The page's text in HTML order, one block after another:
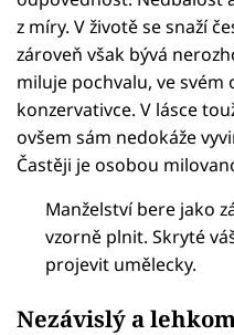
z míry. V životě se snaží
zároveň však bývá
miluje pochvalu, ve
konzervativce. V lásce
ovšem sám nedokáže
Častěji je osobou
Manželství bere jako
vzorně plnit. Skryté
projevit umělecky.
Nezávislý a